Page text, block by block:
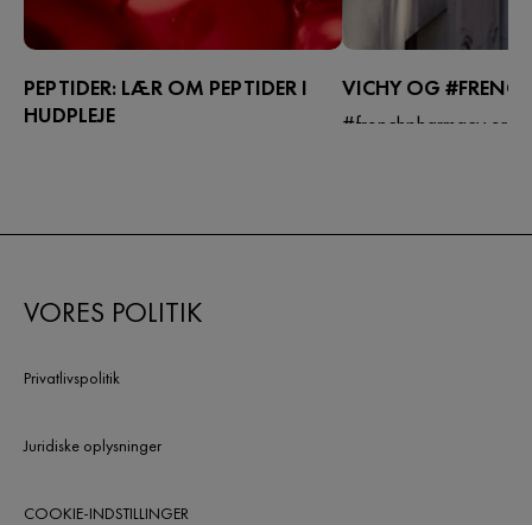
PEPTIDER: LÆR OM PEPTIDER I
HUDPLEJE
forebyggende effekt af aldringstegn.
peptider.
VICHY OG
#frenchpharmacy er
Vichy favoritter.
VORES POLITIK
Privatlivspolitik
Juridiske oplysninger
COOKIE-INDSTILLINGER